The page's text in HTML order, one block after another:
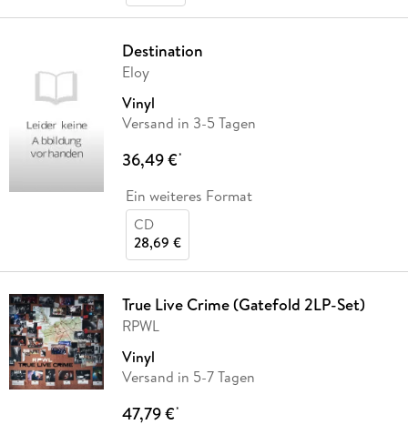
Destination
Eloy
Vinyl
Versand in 3-5 Tagen
36,49 €*
Ein weiteres Format
CD
28,69 €
True Live Crime (Gatefold 2LP-Set)
RPWL
Vinyl
Versand in 5-7 Tagen
47,79 €*